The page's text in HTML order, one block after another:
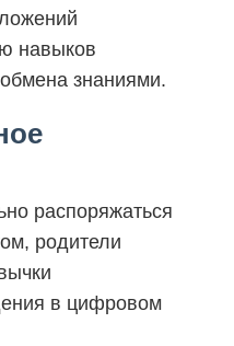
навыков
знаниями.
распоряжаться
родители
в цифровом